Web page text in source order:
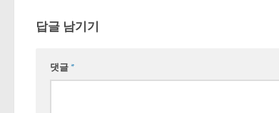
답글 남기기
댓글 *